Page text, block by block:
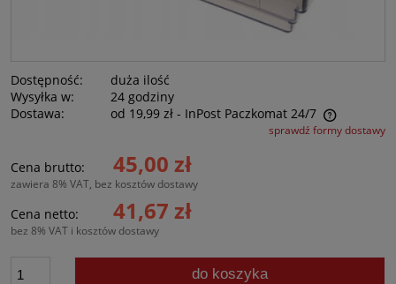
Dostępność:
duża ilość
Wysyłka w:
24 godziny
Dostawa:
od 19,99 zł - InPost Paczkomat 24/7
Cena nie zawiera ewentualnych kosztów płatnościsprawdź formy dostawy
Cena brutto: 45,00 zł
zawiera 8% VAT, bez kosztów dostawy
Cena netto: 41,67 zł
bez 8% VAT i kosztów dostawy
do koszyka